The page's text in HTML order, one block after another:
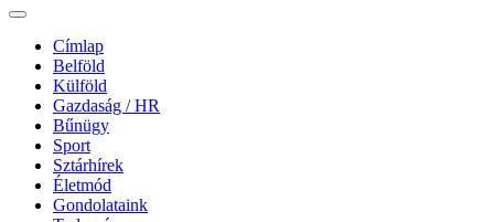
Címlap
Belföld
Külföld
Gazdaság / HR
Bűnügy
Sport
Sztárhírek
Életmód
Gondolataink